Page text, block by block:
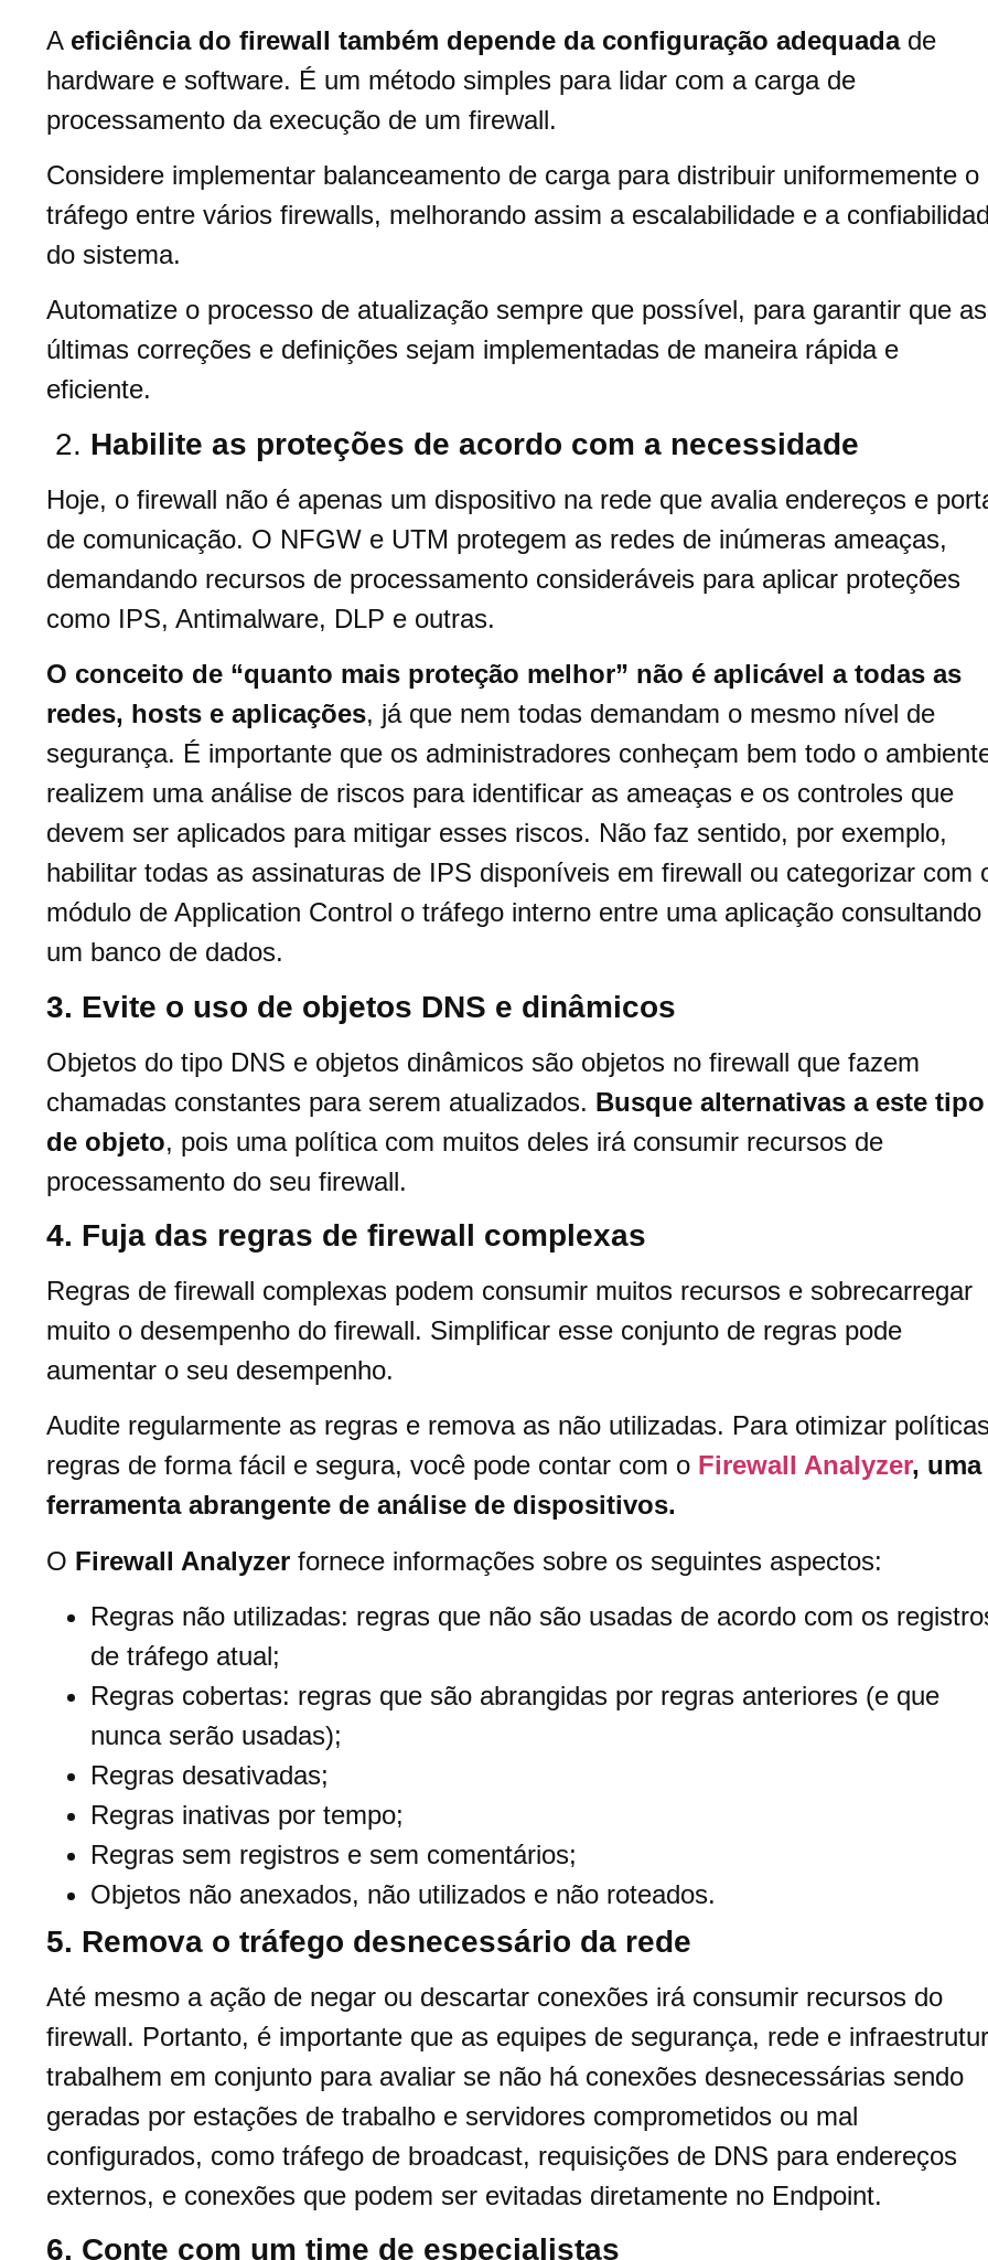
A eficiência do firewall também depende da configuração adequadade
hardware e software. É um método simples para lidar com a carga de
processamento da execução de um firewall.
Considere implementar balanceamento de carga para distribuir uniformemente o
tráfego entre vários firewalls, melhorando assim a escalabilidade e a
do sistema.
Automatize o processo de atualização sempre que possível, para garantir que as
últimas correções e definições sejam implementadas de maneira rápida e
eficiente.
2. Habilite as proteções de acordo com a necessidade
Hoje, o firewall não é apenas um dispositivo na rede que avalia endereços e
de comunicação. O NFGW e UTM protegem as redes de inúmeras ameaças,
demandando recursos de processamento consideráveis para aplicar proteções
como IPS, Antimalware, DLP e outras.
O conceito de “quanto mais proteção melhor” não é aplicável a todas as
redes, hosts e aplicações, já que nem todas demandam o mesmo nível de
segurança. É importante que os administradores conheçam bem todo o
realizem uma análise de riscos para identificar as ameaças e os controles que
devem ser aplicados para mitigar esses riscos. Não faz sentido, por exemplo,
habilitar todas as assinaturas de IPS disponíveis em firewall ou categorizar com
módulo de Application Control o tráfego interno entre uma aplicação consultando
um banco de dados.
3. Evite o uso de objetos DNS e dinâmicos
Objetos do tipo DNS e objetos dinâmicos são objetos no firewall que fazem
chamadas constantes para serem atualizados. Busque alternativas a este tipo
de objeto, pois uma política com muitos deles irá consumir recursos de
processamento do seu firewall.
4. Fuja das regras de firewall complexas
Regras de firewall complexas podem consumir muitos recursos e sobrecarregar
muito o desempenho do firewall. Simplificar esse conjunto de regras pode
aumentar o seu desempenho.
Audite regularmente as regras e remova as não utilizadas. Para otimizar
regras de forma fácil e segura, você pode contar com o Firewall Analyzer, uma
ferramenta abrangente de análise de dispositivos.
O Firewall Analyzer fornece informações sobre os seguintes aspectos:
Regras não utilizadas: regras que não são usadas de acordo com os
de tráfego atual;
Regras cobertas: regras que são abrangidas por regras anteriores (e que
nunca serão usadas);
Regras desativadas;
Regras inativas por tempo;
Regras sem registros e sem comentários;
Objetos não anexados, não utilizados e não roteados.
5. Remova o tráfego desnecessário da rede
Até mesmo a ação de negar ou descartar conexões irá consumir recursos do
firewall. Portanto, é importante que as equipes de segurança, rede e
trabalhem em conjunto para avaliar se não há conexões desnecessárias sendo
geradas por estações de trabalho e servidores comprometidos ou mal
configurados, como tráfego de broadcast, requisições de DNS para endereços
externos, e conexões que podem ser evitadas diretamente no Endpoint.
6. Conte com um time de especialistas